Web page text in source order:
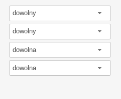
dowolny
dowolny
dowolna
dowolna